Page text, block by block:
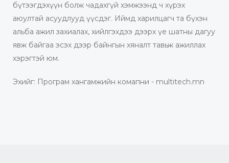
бүтээгдэхүүн болж чадахгүй хэмжээнд ч хүрэх
аюултай асуудлууд үүсдэг. Иймд харилцагч та бүхэн
альба ажил захиалах, хийлгэхдээ дээрх үе шатны дагуу
явж байгаа эсэх дээр байнгын хяналт тавьж ажиллах
хэрэгтэй юм.
Эхийг: Програм хангамжийн комапни - multitech.mn